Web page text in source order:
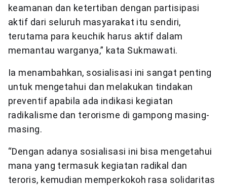
keamanan dan ketertiban dengan partisipasi
aktif dari seluruh masyarakat itu sendiri,
terutama para keuchik harus aktif dalam
memantau warganya,” kata Sukmawati.
Ia menambahkan, sosialisasi ini sangat penting
untuk mengetahui dan melakukan tindakan
preventif apabila ada indikasi kegiatan
radikalisme dan terorisme di gampong masing-
masing.
“Dengan adanya sosialisasi ini bisa mengetahui
mana yang termasuk kegiatan radikal dan
teroris, kemudian memperkokoh rasa solidaritas